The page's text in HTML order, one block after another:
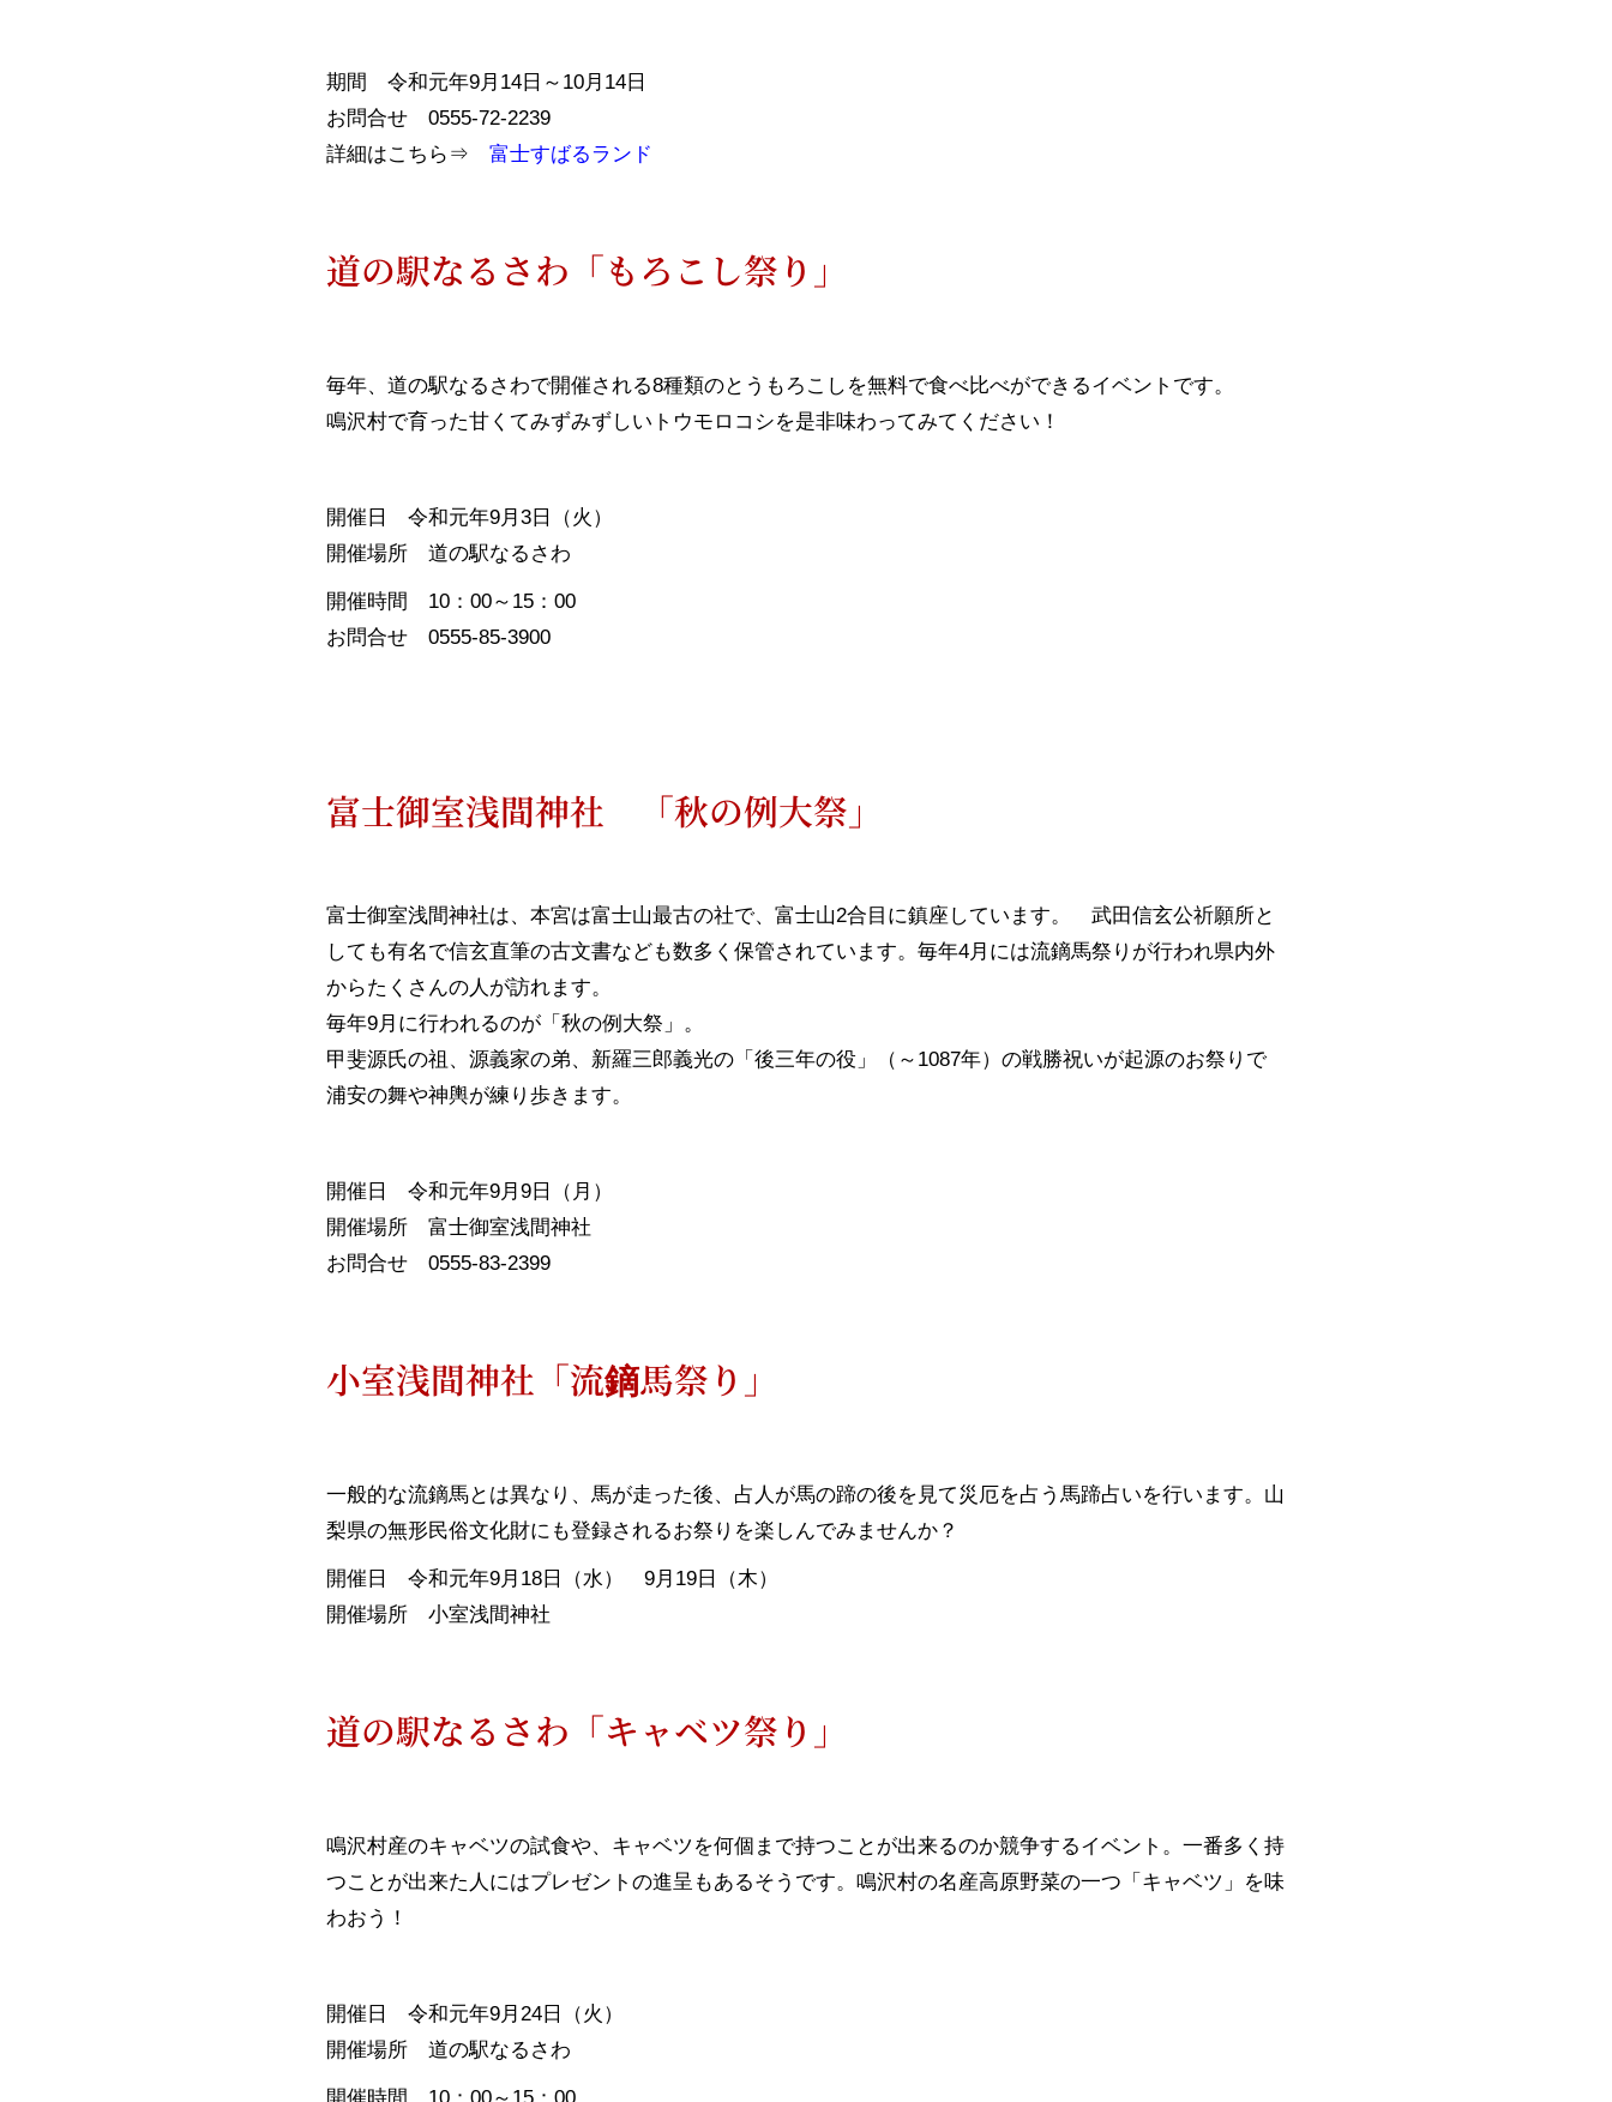
期間 令和元年9月14日～10月14日
お問合せ 0555-72-2239
詳細はこちら⇒ 富士すばるランド
道の駅なるさわ「もろこし祭り」
毎年、道の駅なるさわで開催される8種類のとうもろこしを無料で食べ比べができるイベントです。
鳴沢村で育った甘くてみずみずしいトウモロコシを是非味わってみてください！
開催日 令和元年9月3日（火）
開催場所 道の駅なるさわ
開催時間 10：00～15：00
お問合せ 0555-85-3900
富士御室浅間神社 「秋の例大祭」
富士御室浅間神社は、本宮は富士山最古の社で、富士山2合目に鎮座しています。 武田信玄公祈願所と
しても有名で信玄直筆の古文書なども数多く保管されています。毎年4月には流鏑馬祭りが行われ県内外
からたくさんの人が訪れます。
毎年9月に行われるのが「秋の例大祭」。
甲斐源氏の祖、源義家の弟、新羅三郎義光の「後三年の役」（～1087年）の戦勝祝いが起源のお祭りで
浦安の舞や神輿が練り歩きます。
開催日 令和元年9月9日（月）
開催場所 富士御室浅間神社
お問合せ 0555-83-2399
小室浅間神社「流鏑馬祭り」
一般的な流鏑馬とは異なり、馬が走った後、占人が馬の蹄の後を見て災厄を占う馬蹄占いを行います。山
梨県の無形民俗文化財にも登録されるお祭りを楽しんでみませんか？
開催日 令和元年9月18日（水） 9月19日（木）
開催場所 小室浅間神社
道の駅なるさわ「キャベツ祭り」
鳴沢村産のキャベツの試食や、キャベツを何個まで持つことが出来るのか競争するイベント。一番多く持
つことが出来た人にはプレゼントの進呈もあるそうです。鳴沢村の名産高原野菜の一つ「キャベツ」を味
わおう！
開催日 令和元年9月24日（火）
開催場所 道の駅なるさわ